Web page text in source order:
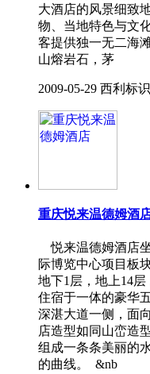
大酒店的风景细致
物、当地特色与文
客提供独一无二海
山熔岩石，茅
2009-05-29 西利标识
重庆悦来温德姆酒
悦来温德姆酒店
际博览中心项目板
地下1层，地上14层
住宿于一体的豪华
深湛大道一侧，面
店造型如同山峦造
组成一条条美丽的
的曲线。 &nb